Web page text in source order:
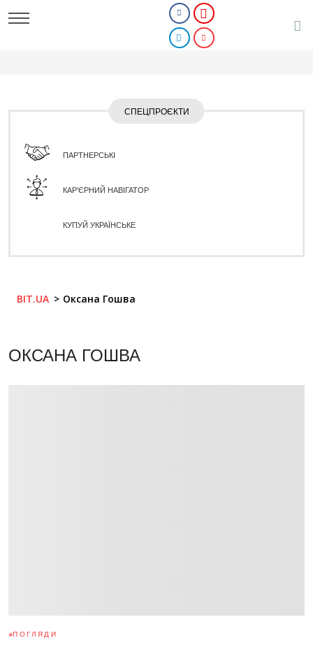
СПЕЦПРОЄКТИ
ПАРТНЕРСЬКІ
КАР'ЄРНИЙ НАВІГАТОР
КУПУЙ УКРАЇНСЬКЕ
BIT.UA Оксана Гошва
ОКСАНА ГОШВА
ПОГЛЯДИ